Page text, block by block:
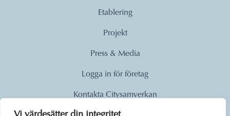
Etablering
Projekt
Press & Media
Logga in för företag
Kontakta Citysamverkan